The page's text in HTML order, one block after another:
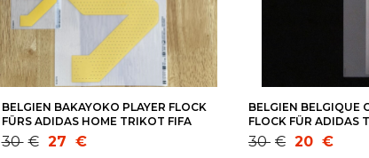
BELGIEN BAKAYOKO PLAYER FLOCK
FÜRS ADIDAS HOME TRIKOT FIFA
WM 2022- QUALI EM 2024
30 €
Ursprünglicher
27 €
Aktueller
BELGIEN BELGIQUE
FLOCK FÜR ADIDAS
2014-QUALI.EM 2016
30 €
Ursprünglicher
20 €
Aktueller